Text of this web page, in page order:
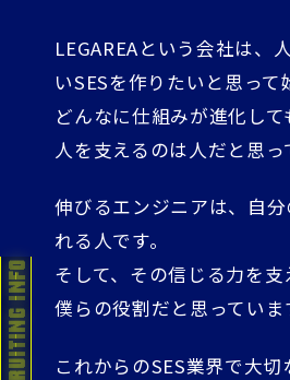
LEGAREAという会社は、
いSESを作りたいと思って
どんなに仕組みが進化し
人を支えるのは人だと思っ
伸びるエンジニアは、自
れる人です。
そして、その信じる力を支
僕らの役割だと思っていま
これからのSES業界で大切